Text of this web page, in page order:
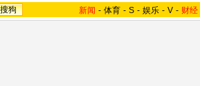
搜狗 新闻 - 体育 - S - 娱乐 - V - 财经